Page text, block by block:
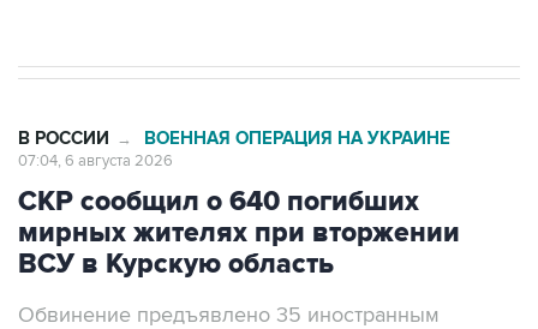
В РОССИИ → ВОЕННАЯ ОПЕРАЦИЯ НА УКРАИНЕ
07:04, 6 августа 2026
СКР сообщил о 640 погибших
мирных жителях при вторжении
ВСУ в Курскую область
Обвинение предъявлено 35 иностранным